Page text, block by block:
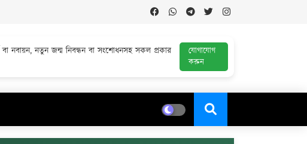
নবায়ন, নতুন জন্ম নিবন্ধন বা সংশোধনসহ সকল প্রকার
যোগাযোগ
করুন